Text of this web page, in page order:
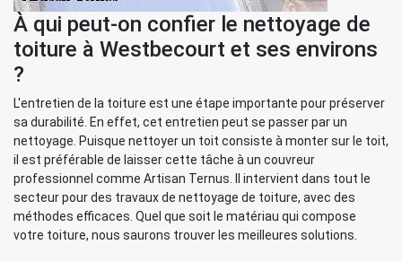
À qui peut-on confier le nettoyage de
toiture à Westbecourt et ses environs
?
L'entretien de la toiture est une étape importante pour préserver
sa durabilité. En effet, cet entretien peut se passer par un
nettoyage. Puisque nettoyer un toit consiste à monter sur le toit,
il est préférable de laisser cette tâche à un couvreur
professionnel comme Artisan Ternus. Il intervient dans tout le
secteur pour des travaux de nettoyage de toiture, avec des
méthodes efficaces. Quel que soit le matériau qui compose
votre toiture, nous saurons trouver les meilleures solutions.